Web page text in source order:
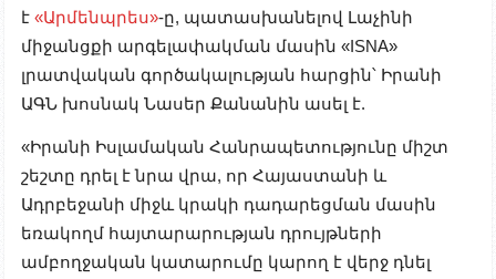
է «Արմենպրես»-ը, պատասխանելով Լաչինի
միջանցքի արգելափակման մասին «ISNA»
լրատվական գործակալության հարցին՝ Իրանի
ԱԳՆ խոսնակ Նասեր Քանանին ասել է.
«Իրանի Իսլամական Հանրապետությունը միշտ
շեշտը դրել է նրա վրա, որ Հայաստանի և
Ադրբեջանի միջև կրակի դադարեցման մասին
եռակողմ հայտարարության դրույթների
ամբողջական կատարումը կարող է վերջ դնել